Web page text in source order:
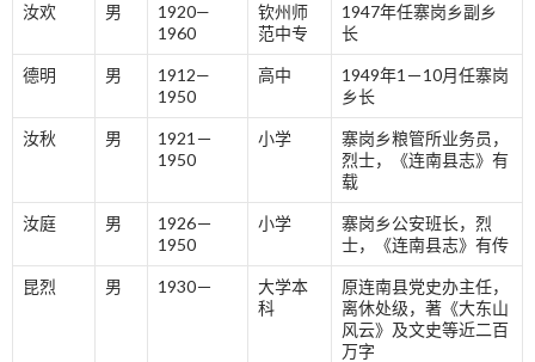
汝欢 男
1920—
1960
钦州师
范中专
1947年任寨岗乡副乡
长
德明 男
1912—
1950
高中
1949年1－10月任寨岗
乡长
汝秋 男
1921－
1950
小学
寨岗乡粮管所业务员，
烈士，《连南县志》有
载
汝庭 男
1926－
1950
小学
寨岗乡公安班长，烈
士，《连南县志》有传
昆烈 男 1930－
大学本
科
原连南县党史办主任，
离休处级，著《大东山
风云》及文史等近二百
万字